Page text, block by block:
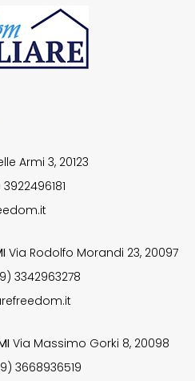
Armi 3, 20123
Via Rodolfo Morandi 23, 20097
3342963278
Via Massimo Gorki 8, 20098
3668936519